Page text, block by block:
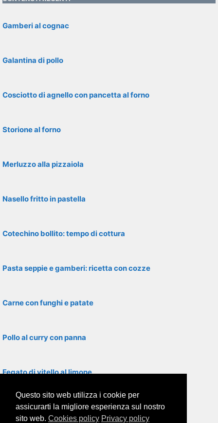
Gamberi al cognac
Galantina di pollo
Cosciotto di agnello con pancetta al forno
Storione al forno
Merluzzo alla pizzaiola
Nasello fritto in pastella
Cotechino bollito: tempo di cottura
Pasta seppie e gamberi: ricetta con cozze
Carne con funghi e patate
Pollo al curry con panna
Fegato di vitello al limone
Filetti di rombo con asparagi
Questo sito web utilizza i cookie per
assicurarti la migliore esperienza sul nostro
sito web. Cookies policy Privacy policy